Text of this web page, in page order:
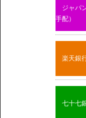
ジャパ
手配）
楽天銀
七十七